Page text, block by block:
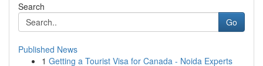
Search
Go
Published News
1 Getting a Tourist Visa for Canada - Noida Experts